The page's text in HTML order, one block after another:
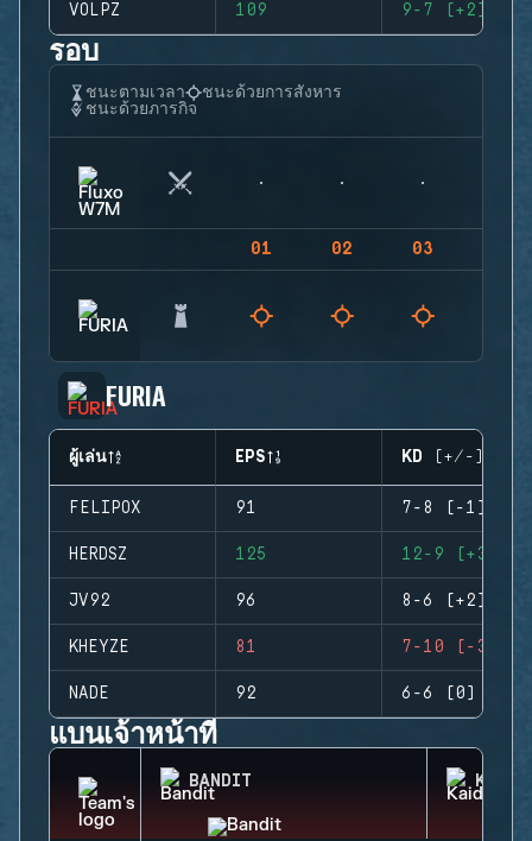
VOLPZ 109 9-7 (+2)
รอบ
ชนะตามเวลา
ชนะด้วยการสังหาร
ชนะด้วยภารกิจ
01 02 03
FURIA
ผู้เล่น EPS KD (+/-)
FELIPOX 91 7-8 (-1)
HERDSZ 125 12-9 (+3)
JV92 96 8-6 (+2)
KHEYZE 81 7-10 (-3)
NADE 92 6-6 (0)
แบนเจ้าหน้าที่
BANDIT KAID